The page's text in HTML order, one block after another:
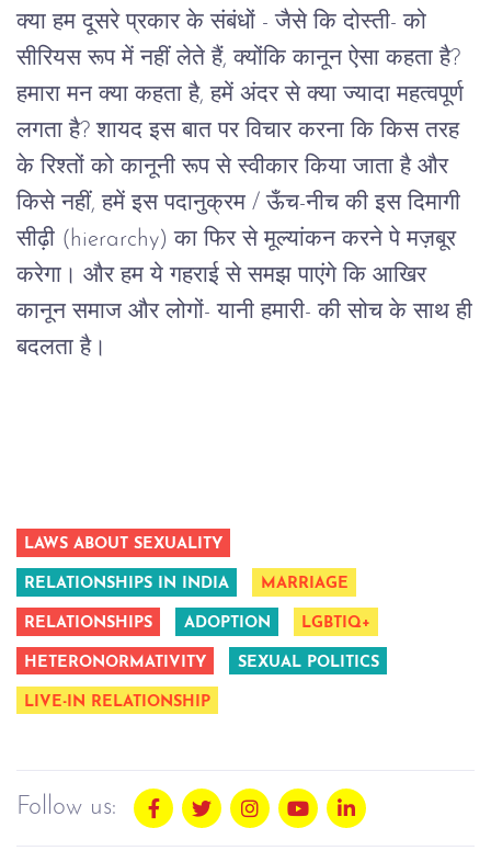
क्या हम दूसरे प्रकार के संबंधों -जैसे कि दोस्ती-को
सीरियस रूप में नहीं लेते हैं,क्योंकि कानून ऐसा कहता है?
हमारा मन क्या कहता है, हमें अंदर से क्या ज्यादा महत्वपूर्ण
लगता है?शायद इस बात पर विचार करना कि किस तरह
के रिश्तों को कानूनी रूप से स्वीकार किया जाता है और
किसे नहीं,हमें इस पदानुक्रम /ऊँच-नीच की इसदिमागी
सीढ़ी (hierarchy)का फिर से मूल्यांकन करने पे मज़बूर
करेगा। और हम ये गहराई से समझ पाएंगेकि आखिर
कानून समाज और लोगों- यानी हमारी-की सोच के साथ ही
बदलता है।
LAWS ABOUT SEXUALITY
RELATIONSHIPS IN INDIA MARRIAGE
RELATIONSHIPS ADOPTION LGBTIQ+
HETERONORMATIVITY SEXUAL POLITICS
LIVE-IN RELATIONSHIP
Follow us: